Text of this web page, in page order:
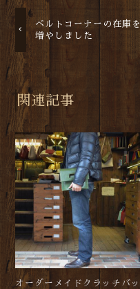
ベルトコーナーの在庫を
増やしました
関連記事
オーダーメイドクラッチバッ